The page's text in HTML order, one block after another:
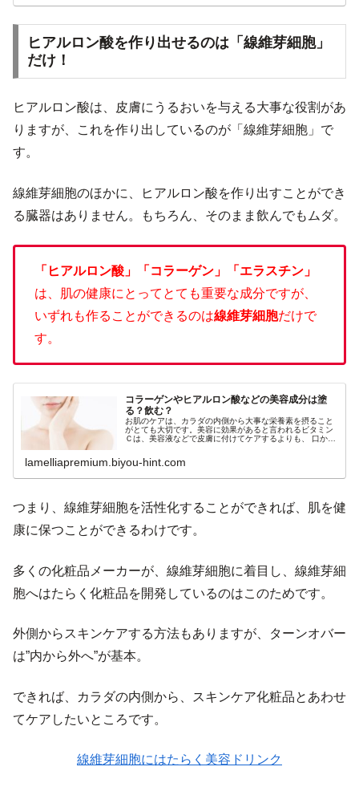
ヒアルロン酸を作り出せるのは「線維芽細胞」
だけ！
ヒアルロン酸は、皮膚にうるおいを与える大事な役割があ
りますが、これを作り出しているのが「線維芽細胞」で
す。
線維芽細胞のほかに、ヒアルロン酸を作り出すことができ
る臓器はありません。もちろん、そのまま飲んでもムダ。
「ヒアルロン酸」「コラーゲン」「エラスチン」
は、肌の健康にとってとても重要な成分ですが、
いずれも作ることができるのは線維芽細胞だけで
す。
コラーゲンやヒアルロン酸などの美容成分は塗
る？飲む？
お肌のケアは、カラダの内側から大事な栄養素を摂ること
がとても大切です。美容に効果があると言われるビタミン
Ｃは、美容液などで皮膚に付けてケアするよりも、 口から
lamelliapremium.biyou-hint.com
つまり、線維芽細胞を活性化することができれば、肌を健
康に保つことができるわけです。
多くの化粧品メーカーが、線維芽細胞に着目し、線維芽細
胞へはたらく化粧品を開発しているのはこのためです。
外側からスキンケアする方法もありますが、ターンオバー
は”内から外へ”が基本。
できれば、カラダの内側から、スキンケア化粧品とあわせ
てケアしたいところです。
線維芽細胞にはたらく美容ドリンク